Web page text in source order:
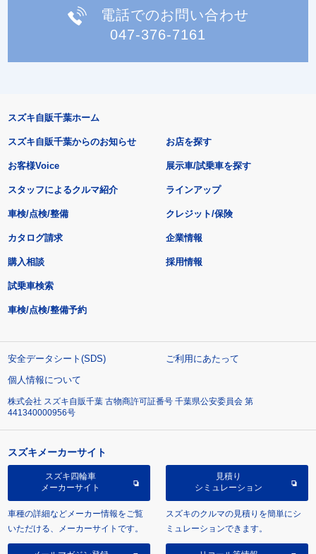
電話でのお問い合わせ
047-376-7161
スズキ自販千葉ホーム
スズキ自販千葉からのお知らせ
お客様Voice
スタッフによるクルマ紹介
お店を探す
展示車/試乗車を探す
ラインアップ
車検/点検/整備 クレジット/保険
カタログ請求
購入相談
試乗車検索
車検/点検/整備予約
企業情報
採用情報
安全データシート(SDS)
ご利用にあたって
個人情報について
株式会社 スズキ自販千葉 古物商許可証番号 千葉県公安委員会 第
441340000956号
スズキメーカーサイト
スズキ四輪車
メーカーサイト
車種の詳細などメーカー情報をご覧
いただける、メーカーサイトです。
見積り
シミュレーション
スズキのクルマの見積りを簡単にシ
ミュレーションできます。